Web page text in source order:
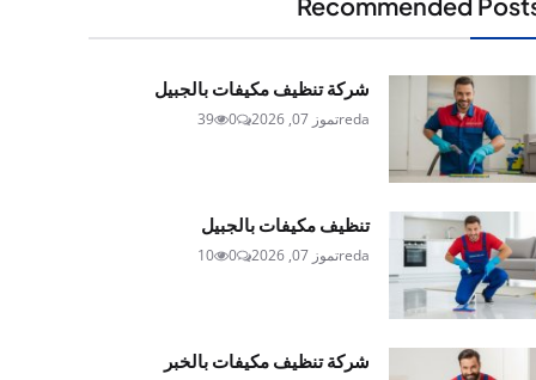
شركة تنظيف مكيفات بالجبيل
redaتموز 07, 2026 0
39
تنظيف مكيفات بالجبيل
redaتموز 07, 2026 0
10
شركة تنظيف مكيفات بالخبر